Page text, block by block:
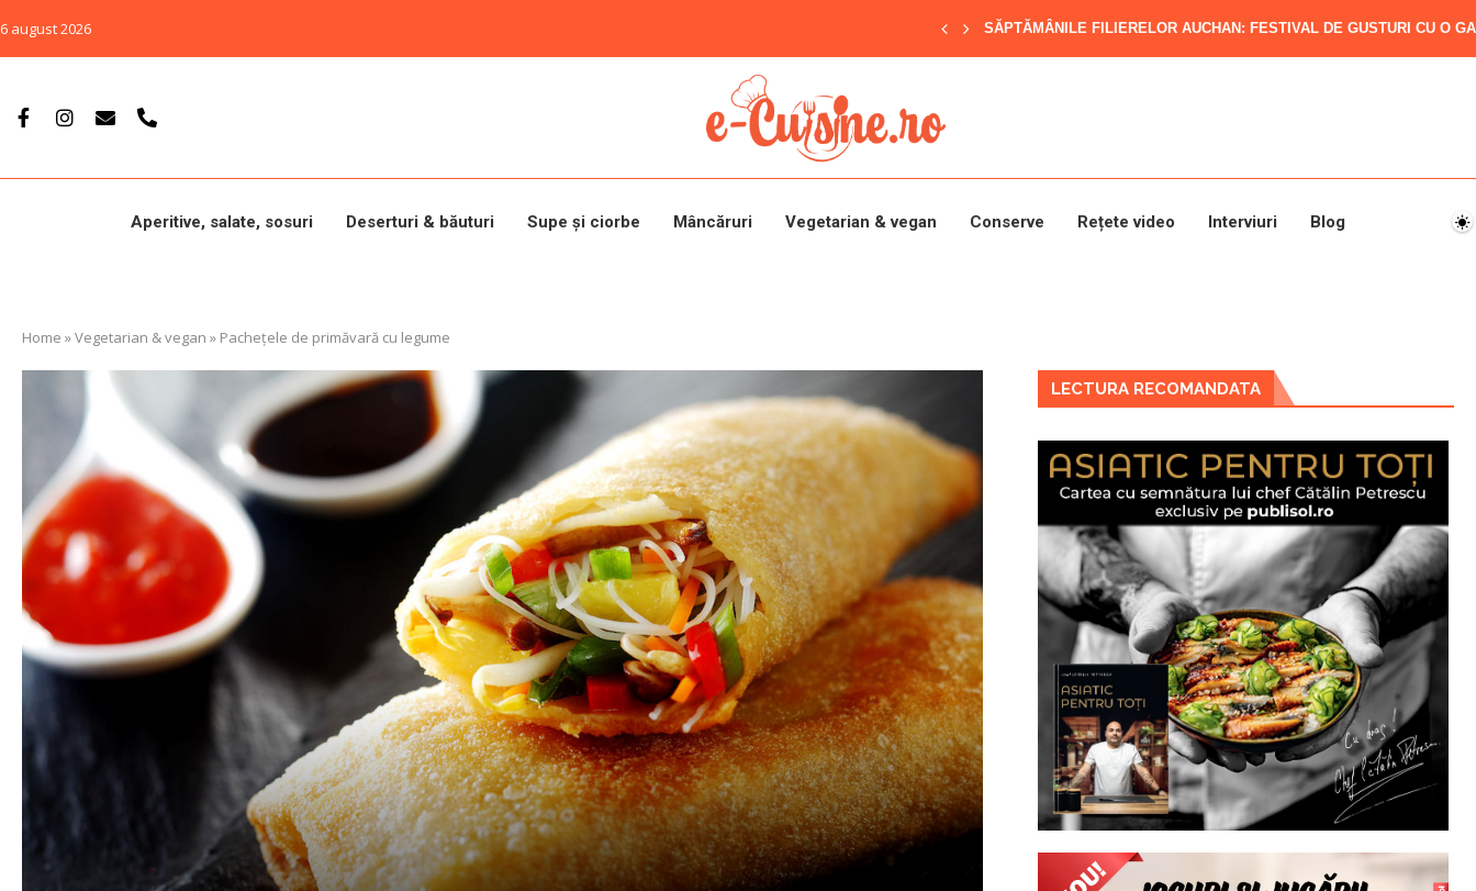
6 august 2026 SĂPTĂMÂNILE FILIERELOR AUCHAN: FESTIVAL DE GUSTURI CU O
Aperitive, salate, sosuri Deserturi & băuturi Supe și ciorbe Mâncăruri Vegetarian & vegan Conserve Rețete video Interviuri Blog
Home »Vegetarian & vegan » Pachețele de primăvară cu legume
LECTURA RECOMANDATA